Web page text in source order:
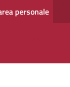
personale